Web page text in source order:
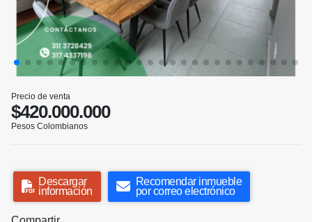
Precio de venta
$420.000.000
Pesos Colombianos
Descargar
información
Recomendar inmueble
por correo electrónico